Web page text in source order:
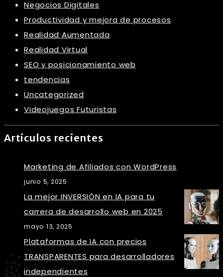
Negocios Digitales
Productividad y mejora de procesos
Realidad Aumentada
Realidad Virtual
SEO y posicionamiento web
tendencias
Uncategorized
Videojuegos Futuristas
Articulos recientes
Marketing de Afiliados con WordPress
junio 5, 2025
La mejor INVERSIÓN en IA para tu
carrera de desarrollo web en 2025
mayo 13, 2025
Plataformas de IA con precios
TRANSPARENTES para desarrolladores
independientes